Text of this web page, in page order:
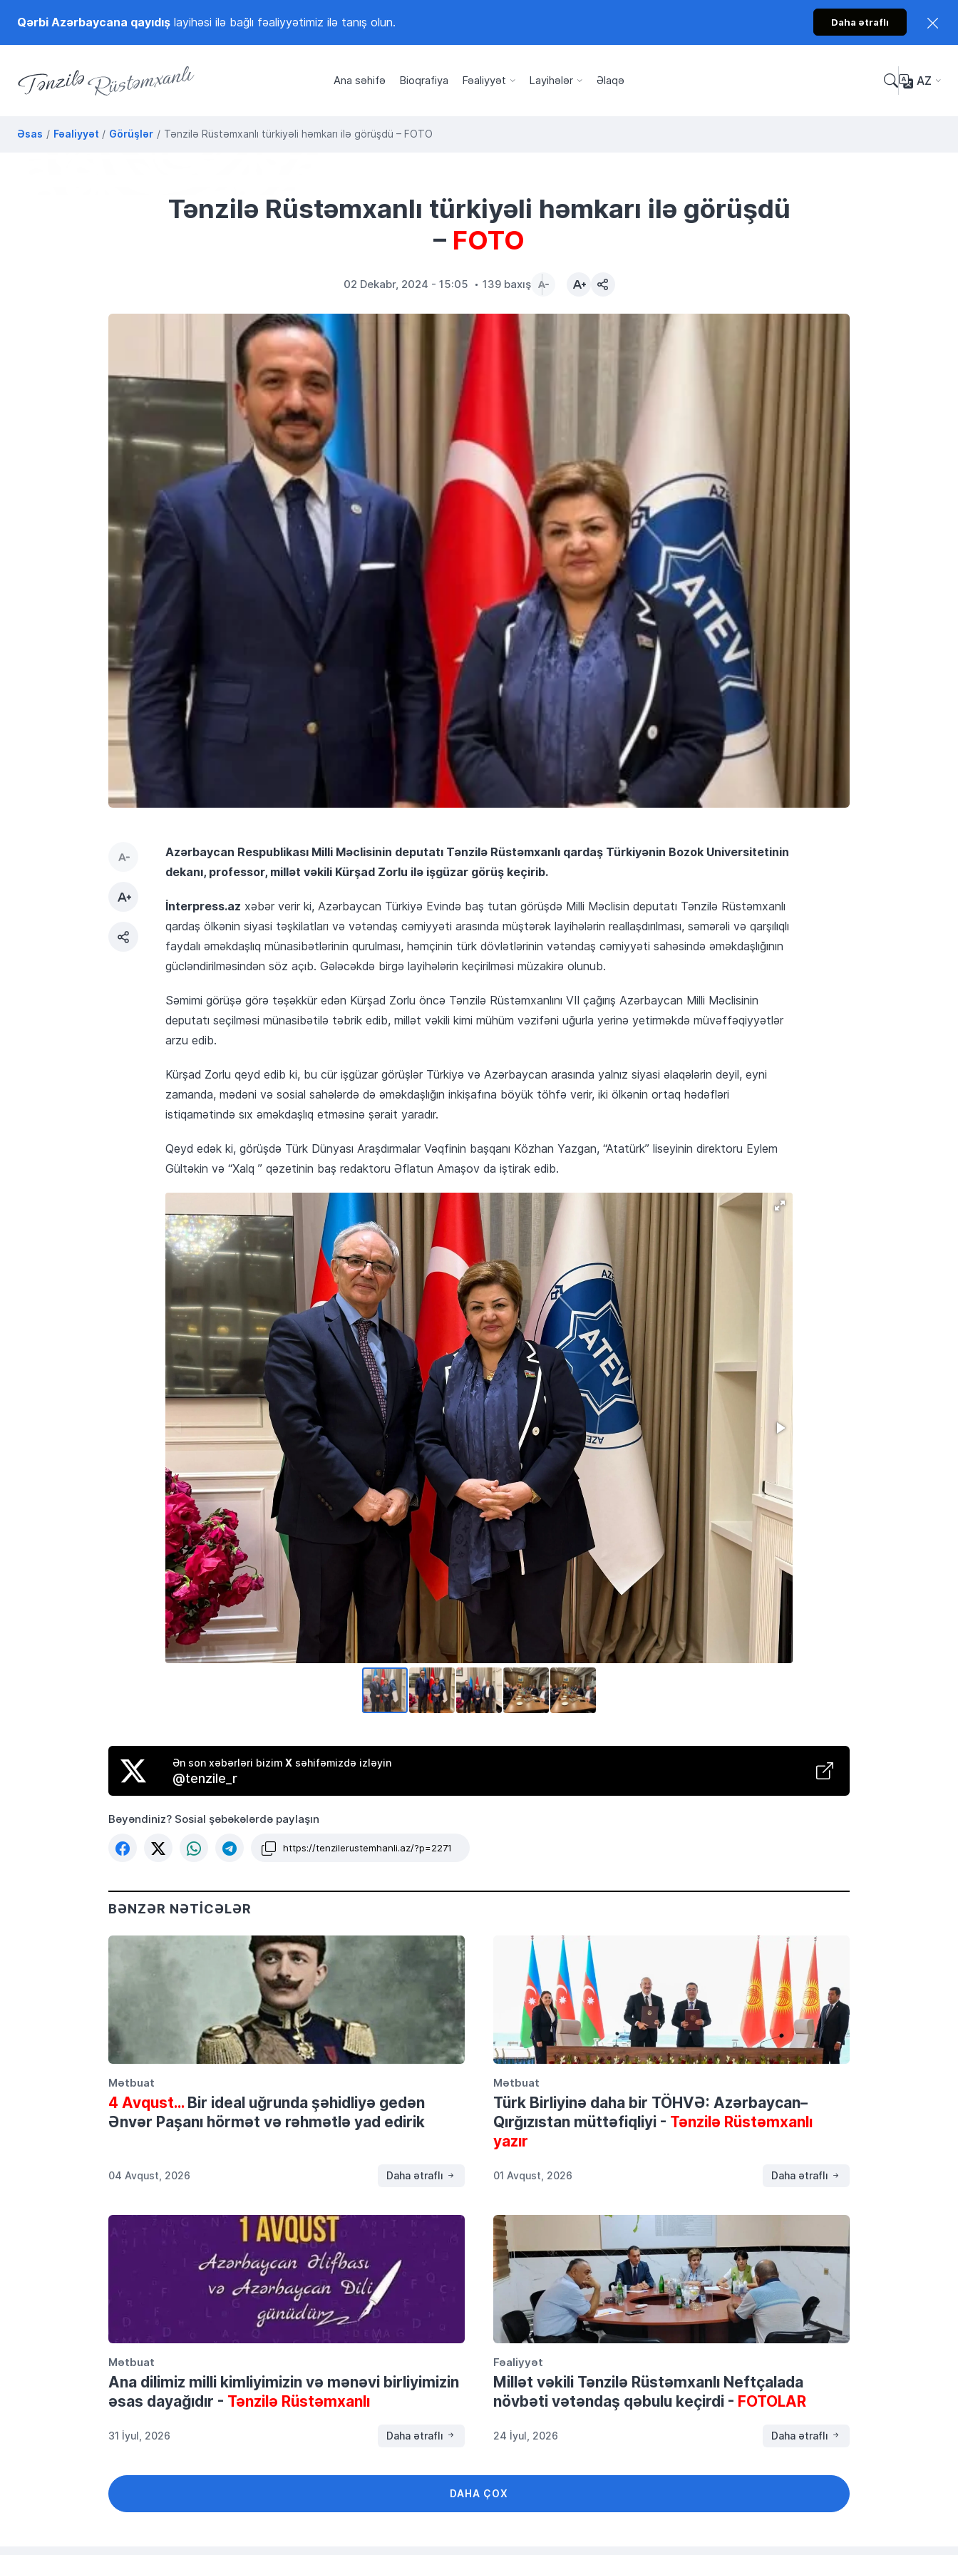
Qərbi Azərbaycana qayıdış layihəsi ilə bağlı fəaliyyətimiz ilə tanış olun. Daha ətraflı
Ana səhifə Bioqrafiya Fəaliyyət Layihələr Əlaqə AZ
Əsas Fəaliyyət Görüşlər Tənzilə Rüstəmxanlı türkiyəli həmkarı ilə görüşdü – FOTO
Tənzilə Rüstəmxanlı türkiyəli həmkarı ilə görüşdü
– FOTO
02 Dekabr, 2024 - 15:05 139 baxış
Azərbaycan Respublikası Milli Məclisinin deputatı Tənzilə Rüstəmxanlı qardaş Türkiyənin Bozok Universitetinin
dekanı, professor, millət vəkili Kürşad Zorlu ilə işgüzar görüş keçirib.
İnterpress.az xəbər verir ki, Azərbaycan Türkiyə Evində baş tutan görüşdə Milli Məclisin deputatı Tənzilə Rüstəmxanlı
qardaş ölkənin siyasi təşkilatları və vətəndaş cəmiyyəti arasında müştərək layihələrin reallaşdırılması, səmərəli və qarşılıqlı
faydalı əməkdaşlıq münasibətlərinin qurulması, həmçinin türk dövlətlərinin vətəndaş cəmiyyəti sahəsində əməkdaşlığının
gücləndirilməsindən söz açıb. Gələcəkdə birgə layihələrin keçirilməsi müzakirə olunub.
Səmimi görüşə görə təşəkkür edən Kürşad Zorlu öncə Tənzilə Rüstəmxanlını VII çağırış Azərbaycan Milli Məclisinin
deputatı seçilməsi münasibətilə təbrik edib, millət vəkili kimi mühüm vəzifəni uğurla yerinə yetirməkdə müvəffəqiyyətlər
arzu edib.
Kürşad Zorlu qeyd edib ki, bu cür işgüzar görüşlər Türkiyə və Azərbaycan arasında yalnız siyasi əlaqələrin deyil, eyni
zamanda, mədəni və sosial sahələrdə də əməkdaşlığın inkişafına böyük töhfə verir, iki ölkənin ortaq hədəfləri
istiqamətində sıx əməkdaşlıq etməsinə şərait yaradır.
Qeyd edək ki, görüşdə Türk Dünyası Araşdırmalar Vəqfinin başqanı Közhan Yazgan, “Atatürk” liseyinin direktoru Eylem
Gültəkin və “Xalq ” qəzetinin baş redaktoru Əflatun Amaşov da iştirak edib.
Ən son xəbərləri bizim X səhifəmizdə izləyin
@tenzile_r
Bəyəndiniz? Sosial şəbəkələrdə paylaşın
https://tenzilerustemhanli.az/?p=2271
BƏNZƏR NƏTICƏLƏR
Mətbuat
4 Avqust…Bir ideal uğrunda şəhidliyə gedən
Ənvər Paşanı hörmət və rəhmətlə yad edirik
04 Avqust, 2026 Daha ətraflı
Mətbuat
Türk Birliyinə daha bir TÖHVƏ: Azərbaycan–
Qırğızıstan müttəfiqliyi - Tənzilə Rüstəmxanlı
yazır
01 Avqust, 2026 Daha ətraflı
Mətbuat
Ana dilimiz milli kimliyimizin və mənəvi birliyimizin
əsas dayağıdır - Tənzilə Rüstəmxanlı
31 İyul, 2026 Daha ətraflı
Fəaliyyət
Millət vəkili Tənzilə Rüstəmxanlı Neftçalada
növbəti vətəndaş qəbulu keçirdi - FOTOLAR
24 İyul, 2026 Daha ətraflı
DAHA ÇOX